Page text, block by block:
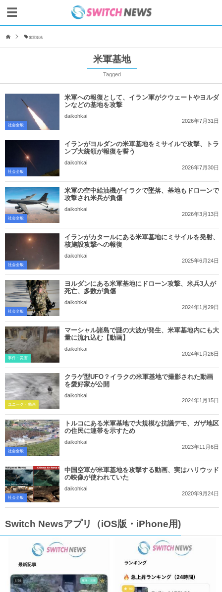
米軍基地
米軍基地
Tagged
社会全般
米軍への報復として、イラン軍がクウェートやヨルダ
ンなどの基地を攻撃
daikohkai
2026年7月31日
社会全般
イランがヨルダンの米軍基地をミサイルで攻撃、トラ
ンプ大統領が報復を誓う
daikohkai
2026年7月30日
社会全般
米軍の空中給油機がイラクで墜落、基地もドローンで
攻撃され米兵が負傷
daikohkai
2026年3月13日
社会全般
イランがカタールにある米軍基地にミサイルを発射、
核施設攻撃への報復
daikohkai
2025年6月24日
社会全般
ヨルダンにある米軍基地にドローン攻撃、米兵3人が
死亡、多数が負傷
daikohkai
2024年1月29日
事件・災害
マーシャル諸島で謎の大波が発生、米軍基地内にも大
量に流れ込む【動画】
daikohkai
2024年1月26日
ユニーク・動画
クラゲ型UFO？イラクの米軍基地で撮影された動画
を愛好家が公開
daikohkai
2024年1月15日
社会全般
トルコにある米軍基地で大規模な抗議デモ、ガザ地区
の住民に連帯を示すため
daikohkai
2023年11月6日
社会全般
中国空軍が米軍基地を攻撃する動画、実はハリウッド
の映像が使われていた
daikohkai
2020年9月24日
Switch Newsアプリ（iOS版・iPhone用)